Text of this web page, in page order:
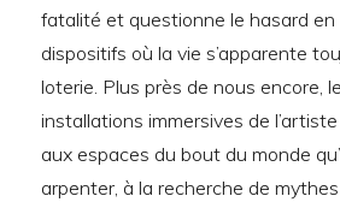
fatalité et questionne le hasard
dispositifs où la vie s’apparente
loterie. Plus près de nous encore,
installations immersives de
aux espaces du bout du monde
arpenter, à la recherche de